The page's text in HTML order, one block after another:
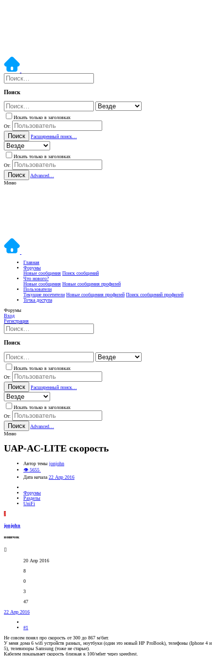
Поиск
Искать только в заголовках
От:
Поиск Расширенный поиск…
Искать только в заголовках
От:
Поиск
Advanced…
Меню
Главная
Форумы
Новые сообщения Поиск сообщений
Что нового?
Новые сообщения Новые сообщения профилей
Пользователи
Текущие посетители Новые сообщения профилей Поиск сообщений профилей
Точка доступа
Форумы
Вход
Регистрация
Поиск
Искать только в заголовках
От:
Поиск Расширенный поиск…
Искать только в заголовках
От:
Поиск
Advanced…
Меню
UAP-AC-LITE скорость
Автор темы jonjohn
👁 5655
Дата начала 22 Апр 2016
Форумы
Разделы
UniFi
J
jonjohn
новичок
20 Апр 2016
8
0
3
47
22 Апр 2016
#1
Не совсем понял про скорость от 300 до 867 м/бит.
У меня дома 6 wifi устройств разных, ноутбуки (один это новый HP ProBook), телефоны (Iphone 4 и
5), телевизоры Samsung (тоже не старые).
Кабелем показывает скорость близкая к 100/мбит через speedtest.